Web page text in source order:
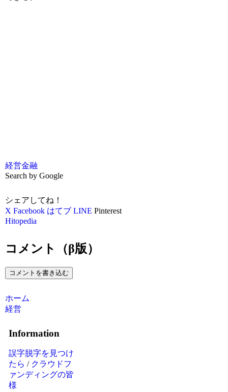
経営金融
Search by Google
シェアしてね！
X Facebook はてブ LINE Pinterest
Hitopedia
コメント（β版）
コメントを書き込む
ホーム
経営
Information
誤字脱字を見つけ
たら / クラウドフ
ァンディングの皆
様